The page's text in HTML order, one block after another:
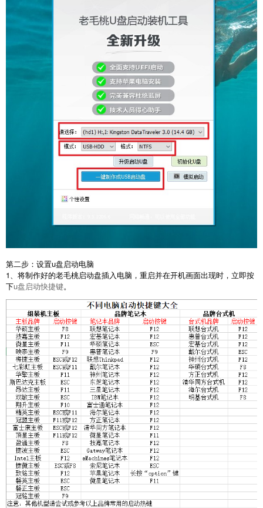
第二步：设置u盘启动电脑
1、将制作好的老毛桃启动盘插入电脑，重启并在开机画面出现时，立即按
下u盘启动快捷键。